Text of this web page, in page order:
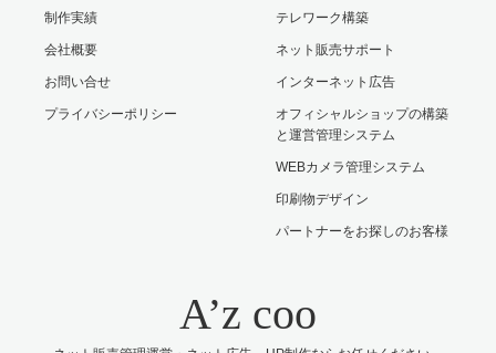
制作実績
会社概要
お問い合せ
プライバシーポリシー
テレワーク構築
ネット販売サポート
インターネット広告
オフィシャルショップの構築
と運営管理システム
WEBカメラ管理システム
印刷物デザイン
パートナーをお探しのお客様
A’z coo